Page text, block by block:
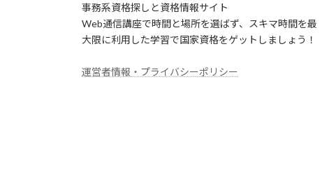
事務系資格探しと資格情報サイト
Web通信講座で時間と場所を選ばず、スキマ時間を最
大限に利用した学習で国家資格をゲットしましょう！
運営者情報・プライバシーポリシー